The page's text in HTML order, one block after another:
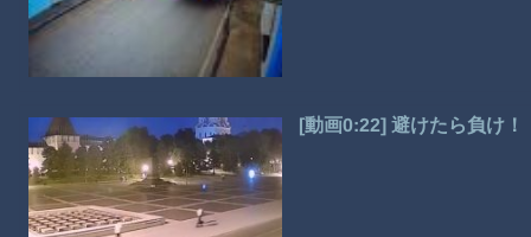
[動画0:22] 避けたら負け！